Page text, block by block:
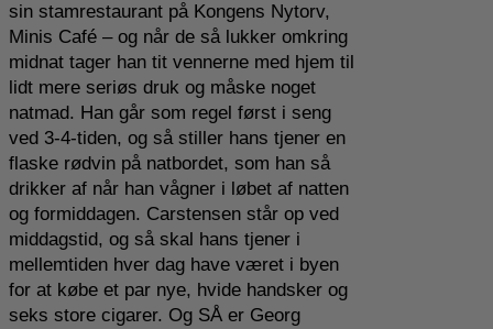
sin stamrestaurant på Kongens Nytorv,
Minis Café – og når de så lukker omkring
midnat tager han tit vennerne med hjem til
lidt mere seriøs druk og måske noget
natmad. Han går som regel først i seng
ved 3-4-tiden, og så stiller hans tjener en
flaske rødvin på natbordet, som han så
drikker af når han vågner i løbet af natten
og formiddagen. Carstensen står op ved
middagstid, og så skal hans tjener i
mellemtiden hver dag have været i byen
for at købe et par nye, hvide handsker og
seks store cigarer. Og SÅ er Georg